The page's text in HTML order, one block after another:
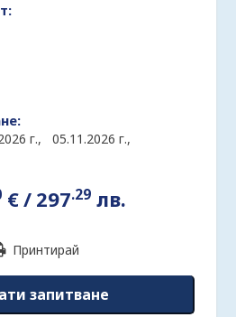
г.,05.11.2026 г.,
€/ 297.29 лв.
Принтирай
запитване